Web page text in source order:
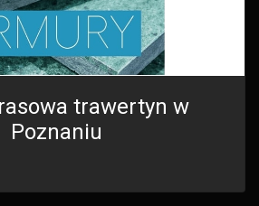
trawertyn w
Poznaniu